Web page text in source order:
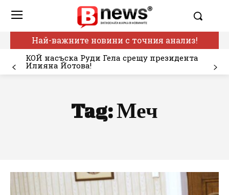
Най-важните новини с точния анализ!
КОЙ насъска Руди Гела срещу президента
Илияна Йотова!
Tag:Меч